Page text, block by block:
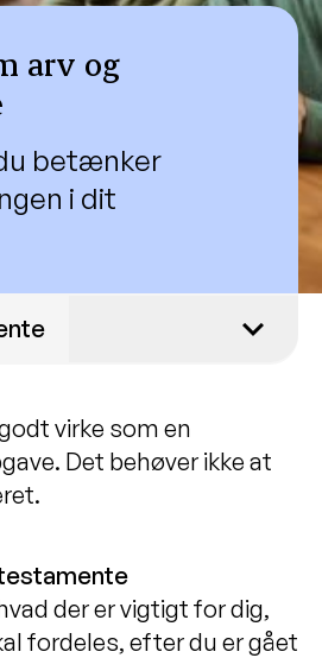
arv og
betænker
i dit
testamente
om arv og
virke som en
Det behøver ikke at
der er vigtigt for dig,
fordeles, efter du er gået